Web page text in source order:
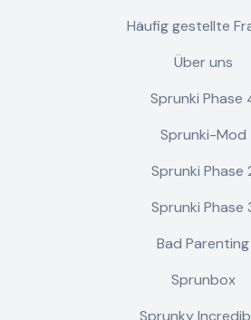
Häufig gestellte
Über uns
Sprunki Phase
Sprunki-Mod
Sprunki Phase
Sprunki Phase
Bad Parenting
Sprunbox
Sprunky